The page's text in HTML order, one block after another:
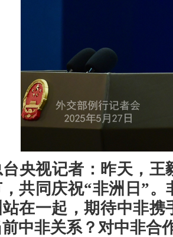
央视记者：昨天，
共同庆祝“非洲日”
在一起，期待中非
中非关系？对中非合